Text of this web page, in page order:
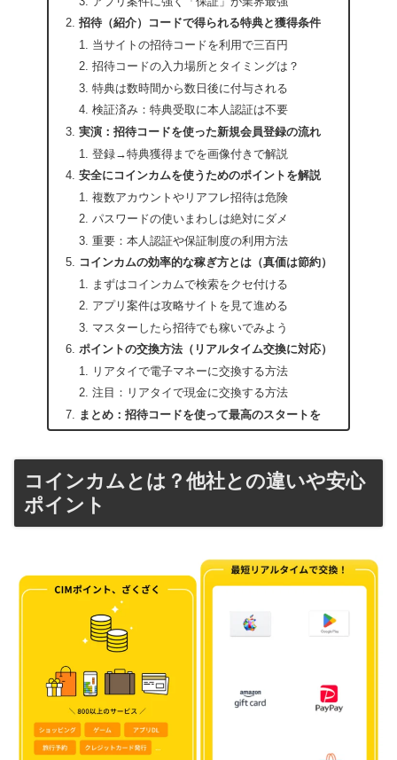
招待（紹介）コードで得られる特典と獲得条件
当サイトの招待コードを利用で三百円
招待コードの入力場所とタイミングは？
特典は数時間から数日後に付与される
検証済み：特典受取に本人認証は不要
実演：招待コードを使った新規会員登録の流れ
登録→特典獲得までを画像付きで解説
安全にコインカムを使うためのポイントを解説
複数アカウントやリアフレ招待は危険
パスワードの使いまわしは絶対にダメ
重要：本人認証や保証制度の利用方法
コインカムの効率的な稼ぎ方とは（真価は節約）
まずはコインカムで検索をクセ付ける
アプリ案件は攻略サイトを見て進める
マスターしたら招待でも稼いでみよう
ポイントの交換方法（リアルタイム交換に対応）
リアタイで電子マネーに交換する方法
注目：リアタイで現金に交換する方法
まとめ：招待コードを使って最高のスタートを
コインカムとは？他社との違いや安心
ポイント